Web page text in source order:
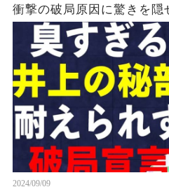
衝撃の破局原因に驚きを
護生活の真相
2024/09/09